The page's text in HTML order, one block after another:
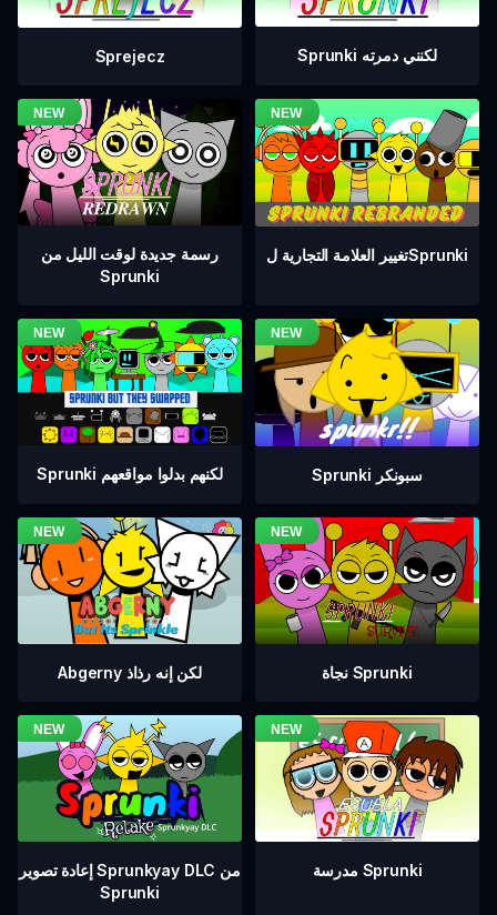
Sprejecz Sprunki لكنني دمرته
رسمة جديدة لوقت الليل من
Sprunki
تغيير العلامة التجارية لSprunki
Sprunki لكنهم بدلوا مواقعهم Sprunki سبونكر
Abgerny لكن إنه رذاذ نجاة Sprunki
إعادة تصوير Sprunkyay DLC من
Sprunki
مدرسة Sprunki